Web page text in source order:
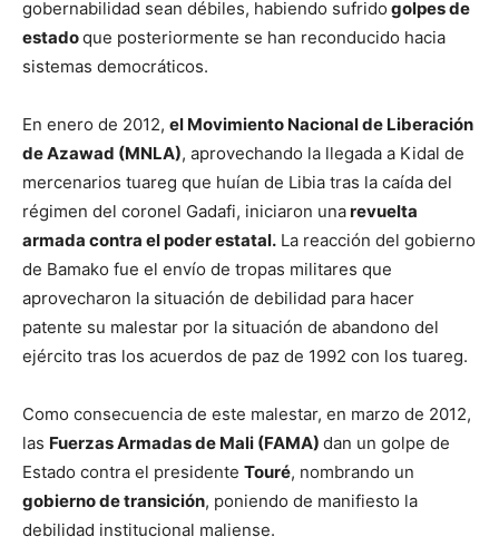
gobernabilidad sean débiles, habiendo sufrido golpes de
estadoque posteriormente se han reconducido hacia
sistemas democráticos.
En enero de 2012, el Movimiento Nacional de Liberación
de Azawad (MNLA), aprovechando la llegada a Kidal de
mercenarios tuareg que huían de Libia tras la caída del
régimen del coronel Gadafi, iniciaron unarevuelta
armada contra el poder estatal. La reacción del gobierno
de Bamako fue el envío de tropas militares que
aprovecharon la situación de debilidad para hacer
patente su malestar por la situación de abandono del
ejército tras los acuerdos de paz de 1992 con los tuareg.
Como consecuencia de este malestar, en marzo de 2012,
las Fuerzas Armadas de Mali (FAMA) dan un golpe de
Estado contra el presidente Touré, nombrando un
gobierno de transición, poniendo de manifiesto la
debilidad institucional maliense.